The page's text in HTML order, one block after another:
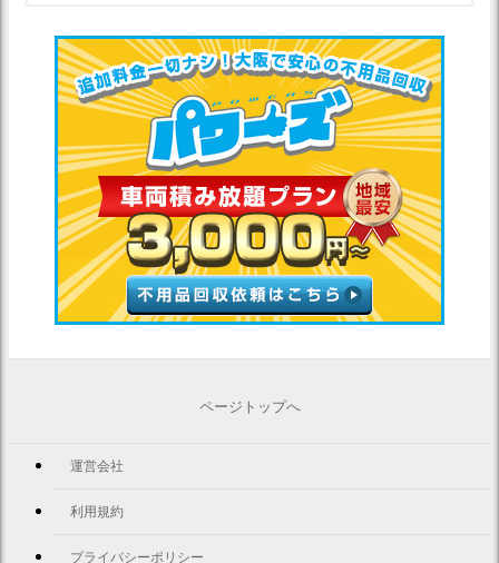
ページトップへ
運営会社
利用規約
プライバシーポリシー